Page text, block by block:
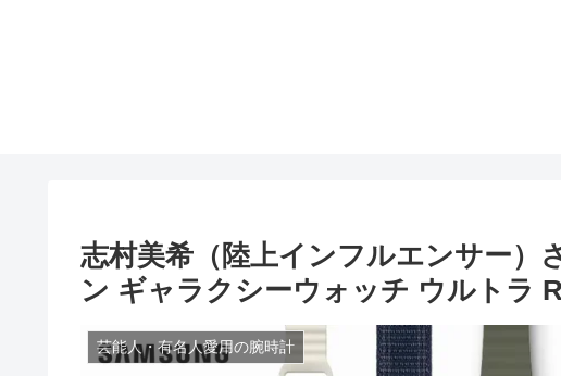
志村美希（陸上インフルエンサー）
ン ギャラクシーウォッチ ウルトラ
芸能人・有名人愛用の腕時計